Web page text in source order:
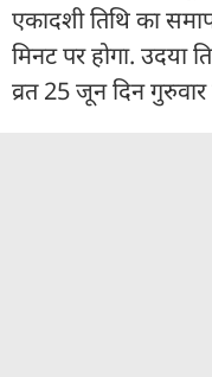
एकादशी तिथि का
मिनट पर होगा. उदया
व्रत 25 जून दिन